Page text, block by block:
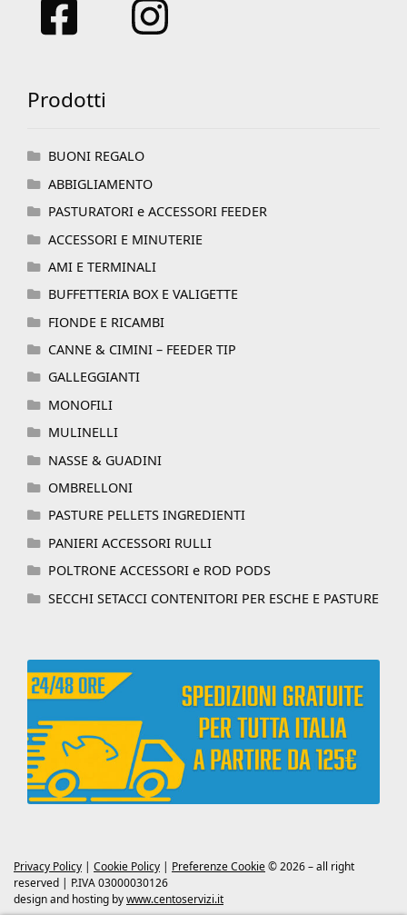
Prodotti
BUONI REGALO
ABBIGLIAMENTO
PASTURATORI e ACCESSORI FEEDER
ACCESSORI E MINUTERIE
AMI E TERMINALI
BUFFETTERIA BOX E VALIGETTE
FIONDE E RICAMBI
CANNE & CIMINI – FEEDER TIP
GALLEGGIANTI
MONOFILI
MULINELLI
NASSE & GUADINI
OMBRELLONI
PASTURE PELLETS INGREDIENTI
PANIERI ACCESSORI RULLI
POLTRONE ACCESSORI e ROD PODS
SECCHI SETACCI CONTENITORI PER ESCHE E PASTURE
Privacy Policy | Cookie Policy | Preferenze Cookie© 2026 – all right
reserved | P.IVA 03000030126
design and hosting bywww.centoservizi.it